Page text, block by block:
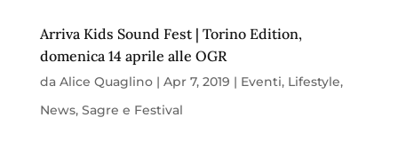
Arriva Kids Sound Fest | Torino Edition,
domenica 14 aprile alle OGR
da Alice Quaglino| Apr 7, 2019 | Eventi, Lifestyle,
News, Sagre e Festival